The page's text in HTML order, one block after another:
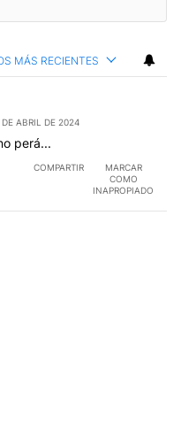
MÁS RECIENTES
DE ABRIL DE 2024
perá...
COMPARTIR
MARCAR
COMO
INAPROPIADO